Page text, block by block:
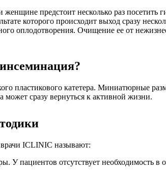
предстоит несколько раз
которого происходит выход сразу
оплодотворения. Очищение ее от
пластикового катетера. Миниатюрные
сразу вернуться к активной жизни.
ICLINIC называют:
У пациентов отсутствует необходимость в